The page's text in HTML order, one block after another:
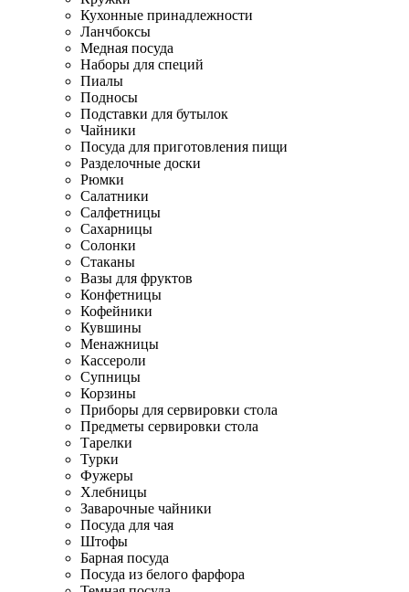
Кухонные принадлежности
Ланчбоксы
Медная посуда
Наборы для специй
Пиалы
Подносы
Подставки для бутылок
Чайники
Посуда для приготовления пищи
Разделочные доски
Рюмки
Салатники
Салфетницы
Сахарницы
Солонки
Стаканы
Вазы для фруктов
Конфетницы
Кофейники
Кувшины
Менажницы
Кассероли
Супницы
Корзины
Приборы для сервировки стола
Предметы сервировки стола
Тарелки
Турки
Фужеры
Хлебницы
Заварочные чайники
Посуда для чая
Штофы
Барная посуда
Посуда из белого фарфора